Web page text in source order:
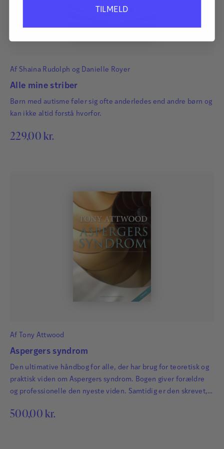
Af Shaina Rudolph og Danielle Royer
Alle mine striber
Børn med autisme føler sig ofte anderledes end andre børn og
kan ikke altid forstå hvorfor.
229,00 kr.
Af Tony Attwood
Aspergers syndrom
Den ultimative håndbog for alle, der har brug for teoretisk og
praktisk viden om Aspergers syndrom. Bogen giver forældre
og professionelle den nyeste viden. Samtidig er den skrevet,
2. udgave er udvidet med et nyt fyldigt introduktionskapitel.
500,00 kr.
TILMELD